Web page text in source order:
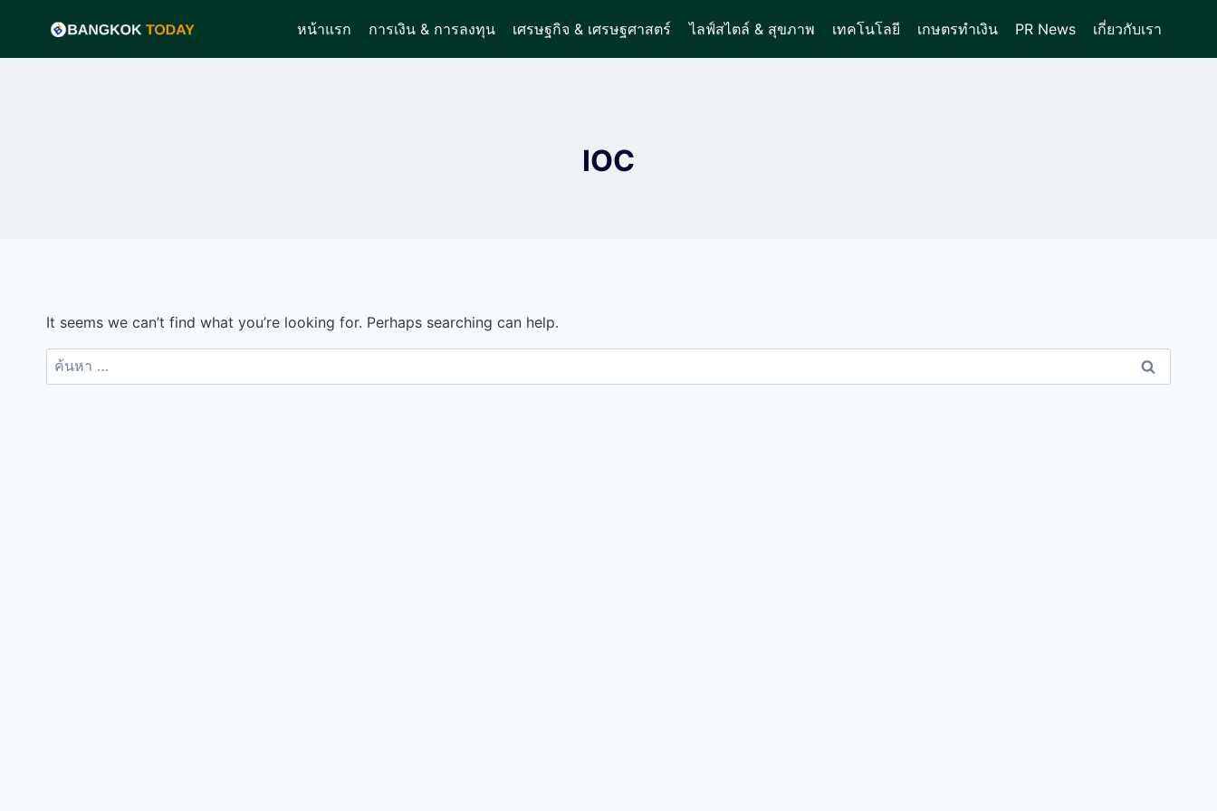
content
หน้าแรก การเงิน & การลงทุน เศรษฐกิจ & เศรษฐศาสตร์ ไลฟ์สไตล์ & สุขภาพ เทคโนโลยี เกษตรทำเงิน PR News เกี่ยวกับเรา
IOC
It seems we can’t find what you’re looking for. Perhaps searching can help.
ค้นหา
สำหรับ: